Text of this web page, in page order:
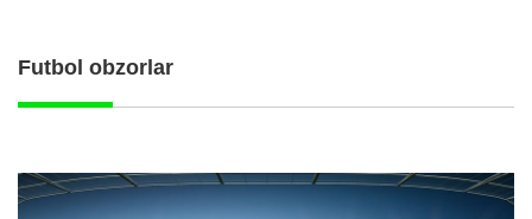
Futbol obzorlar